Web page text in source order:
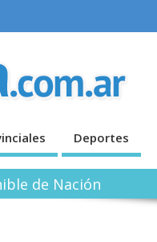
Deportes
de Nación